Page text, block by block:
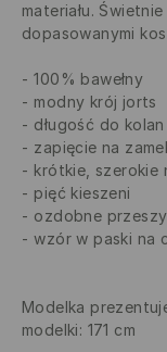
materiału.
dopasowanymi
100% bawełny
modny krój jorts
długość do kolan
zapięcie na
krótkie, szerokie
pięć kieszeni
ozdobne
wzór w paski na
Modelka
modelki: 171 cm